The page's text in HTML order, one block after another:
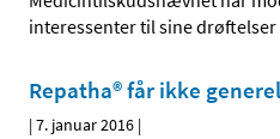
interessenter til sine
Repatha® får ikke
|7. januar 2016 |